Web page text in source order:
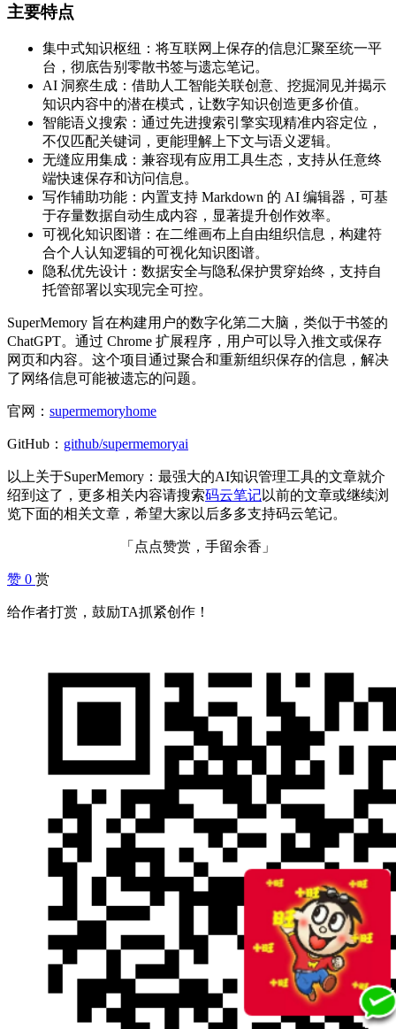
主要特点
集中式知识枢纽：将互联网上保存的信息汇聚至统一平
台，彻底告别零散书签与遗忘笔记。
AI 洞察生成：借助人工智能关联创意、挖掘洞见并揭示
知识内容中的潜在模式，让数字知识创造更多价值。
智能语义搜索：通过先进搜索引擎实现精准内容定位，
不仅匹配关键词，更能理解上下文与语义逻辑。
无缝应用集成：兼容现有应用工具生态，支持从任意终
端快速保存和访问信息。
写作辅助功能：内置支持 Markdown 的 AI 编辑器，可基
于存量数据自动生成内容，显著提升创作效率。
可视化知识图谱：在二维画布上自由组织信息，构建符
合个人认知逻辑的可视化知识图谱。
隐私优先设计：数据安全与隐私保护贯穿始终，支持自
托管部署以实现完全可控。
SuperMemory 旨在构建用户的数字化第二大脑，类似于书签的
ChatGPT。通过 Chrome 扩展程序，用户可以导入推文或保存
网页和内容。这个项目通过聚合和重新组织保存的信息，解决
了网络信息可能被遗忘的问题。
官网： supermemoryhome
GitHub： github/supermemoryai
以上关于SuperMemory：最强大的AI知识管理工具的文章就介
绍到这了，更多相关内容请搜索码云笔记以前的文章或继续浏
览下面的相关文章，希望大家以后多多支持码云笔记。
「点点赞赏，手留余香」
赞 0 赏
给作者打赏，鼓励TA抓紧创作！